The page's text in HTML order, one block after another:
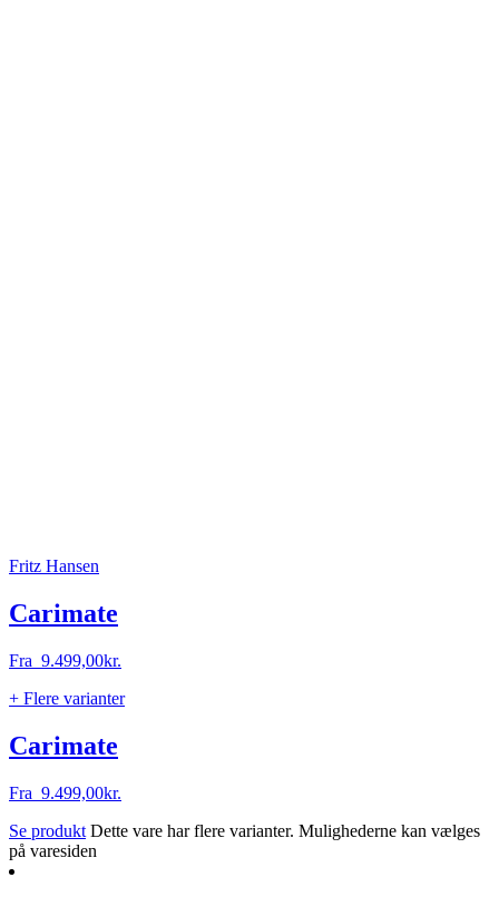
Fritz Hansen
Carimate
Fra 9.499,00kr.
+ Flere varianter
Carimate
Fra 9.499,00kr.
Se produkt Dette vare har flere varianter. Mulighederne kan vælges
på varesiden